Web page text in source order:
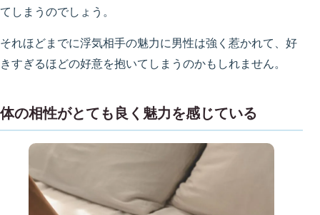
てしまうのでしょう。
それほどまでに浮気相手の魅力に男性は強く惹かれて、好
きすぎるほどの好意を抱いてしまうのかもしれません。
体の相性がとても良く魅力を感じている